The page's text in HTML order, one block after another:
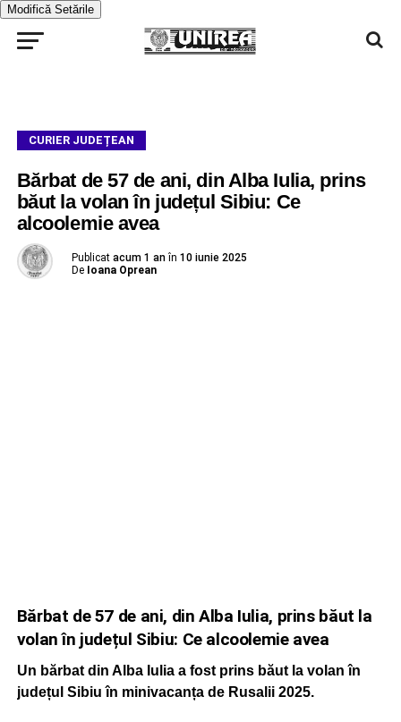
Modifică Setările
CURIER JUDEȚEAN
Bărbat de 57 de ani, din Alba Iulia, prins
băut la volan în județul Sibiu: Ce
alcoolemie avea
Publicat acum 1 an în 10 iunie 2025
De Ioana Oprean
Bărbat de 57 de ani, din Alba Iulia, prins băut la
volan în județul Sibiu: Ce alcoolemie avea
Un bărbat din Alba Iulia a fost prins băut la volan în
județul Sibiu în minivacanța de Rusalii 2025.